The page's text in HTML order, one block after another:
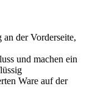
der Vorderseite,
und machen ein
Ware auf der